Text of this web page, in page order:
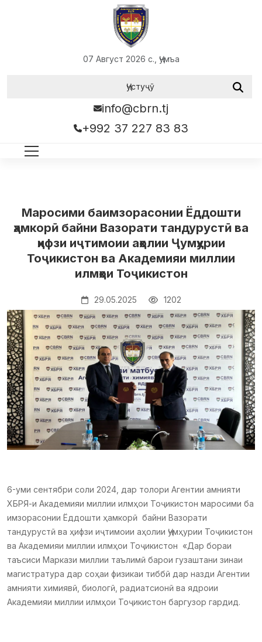
07 Август 2026 с., Ҷумъа
info@cbrn.tj
+992 37 227 83 83
Маросими баимзорасонии Ёддошти
ҳамкорӣ байни Вазорати тандурустӣ ва
ҳифзи иҷтимоии аҳолии Ҷумҳурии
Тоҷикистон ва Академияи миллии
илмҳои Тоҷикистон
29.05.2025 1202
6-уми сентябри соли 2024, дар толори Агентии амнияти
ХБРЯ-и Академияи миллии илмҳои Тоҷикистон маросими ба
имзорасонии Ёддошти ҳамкорӣ байни Вазорати
тандурустӣ ва ҳифзи иҷтимоии аҳолии Ҷумҳурии Тоҷикистон
ва Академияи миллии илмҳои Тоҷикистон «Дар бораи
таъсиси Маркази миллии таълимӣ барои гузаштани зинаи
магистратура дар соҳаи физикаи тиббӣ дар назди Агентии
амнияти химиявӣ, биологӣ, радиатсионӣ ва ядроии
Академияи миллии илмҳои Тоҷикистон баргузор гардид.